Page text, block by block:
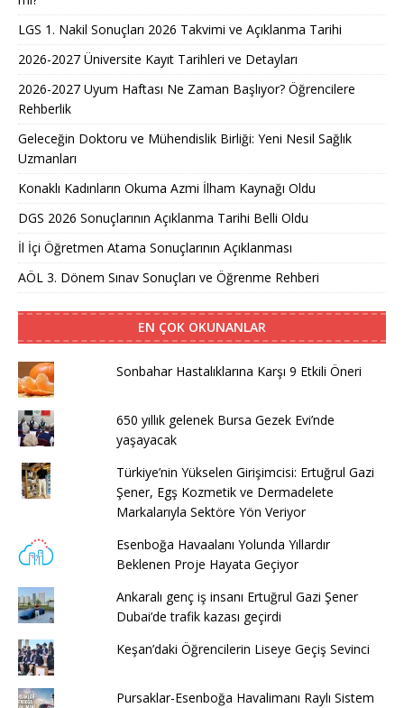
LGS 1. Nakil Sonuçları 2026 Takvimi ve Açıklanma Tarihi
2026-2027 Üniversite Kayıt Tarihleri ve Detayları
2026-2027 Uyum Haftası Ne Zaman Başlıyor? Öğrencilere
Rehberlik
Geleceğin Doktoru ve Mühendislik Birliği: Yeni Nesil Sağlık
Uzmanları
Konaklı Kadınların Okuma Azmi İlham Kaynağı Oldu
DGS 2026 Sonuçlarının Açıklanma Tarihi Belli Oldu
İl İçi Öğretmen Atama Sonuçlarının Açıklanması
AÖL 3. Dönem Sınav Sonuçları ve Öğrenme Rehberi
EN ÇOK OKUNANLAR
Sonbahar Hastalıklarına Karşı 9 Etkili Öneri
650 yıllık gelenek Bursa Gezek Evi’nde
yaşayacak
Türkiye’nin Yükselen Girişimcisi: Ertuğrul Gazi
Şener, Egş Kozmetik ve Dermadelete
Markalarıyla Sektöre Yön Veriyor
Esenboğa Havaalanı Yolunda Yıllardır
Beklenen Proje Hayata Geçiyor
Ankaralı genç iş insanı Ertuğrul Gazi Şener
Dubai’de trafik kazası geçirdi
Keşan’daki Öğrencilerin Liseye Geçiş Sevinci
Pursaklar-Esenboğa Havalimanı Raylı Sistem